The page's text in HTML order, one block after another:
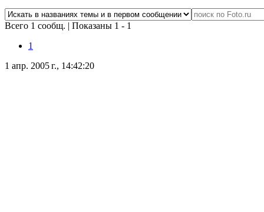
Всего 1 сообщ. | Показаны 1 - 1
1
1 апр. 2005 г., 14:42:20